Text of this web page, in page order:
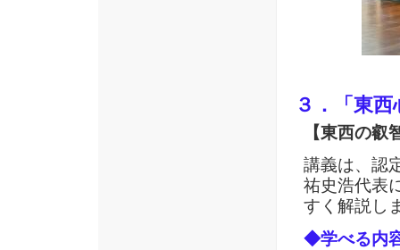
３．「東
【東西の
講義は、認
祐史浩代表
すく解説し
◆学べる内